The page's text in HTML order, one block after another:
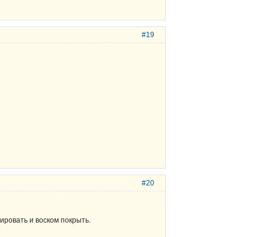
#19
#20
и воском покрыть.